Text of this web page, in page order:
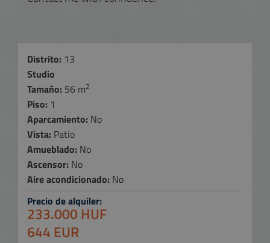
Distrito: 13
Studio
Tamaño: 56 m2
Piso: 1
Aparcamiento: No
Vista: Patio
Amueblado: No
Ascensor: No
Aire acondicionado: No
Precio de alquiler:
233.000 HUF
644 EUR